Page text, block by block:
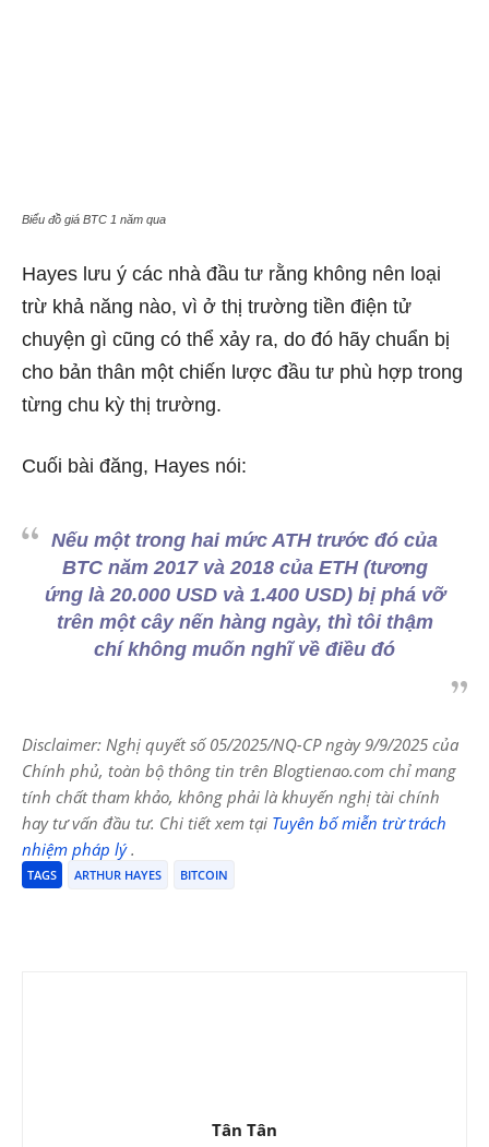
Biểu đồ giá BTC 1 năm qua
Hayes lưu ý các nhà đầu tư rằng không nên loại
trừ khả năng nào, vì ở thị trường tiền điện tử
chuyện gì cũng có thể xảy ra, do đó hãy chuẩn bị
cho bản thân một chiến lược đầu tư phù hợp trong
từng chu kỳ thị trường.
Cuối bài đăng, Hayes nói:
Nếu một trong hai mức ATH trước đó của
BTC năm 2017 và 2018 của ETH (tương
ứng là 20.000 USD và 1.400 USD) bị phá vỡ
trên một cây nến hàng ngày, thì tôi thậm
chí không muốn nghĩ về điều đó
Disclaimer: Nghị quyết số 05/2025/NQ-CP ngày 9/9/2025 của
Chính phủ, toàn bộ thông tin trên Blogtienao.com chỉ mang
tính chất tham khảo, không phải là khuyến nghị tài chính
hay tư vấn đầu tư. Chi tiết xem tại Tuyên bố miễn trừ trách
nhiệm pháp lý.
TAGS ARTHUR HAYES BITCOIN
Tân Tân